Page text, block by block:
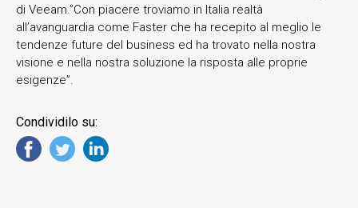
di Veeam.”Con piacere troviamo in Italia realtà
all’avanguardia come Faster che ha recepito al meglio le
tendenze future del business ed ha trovato nella nostra
visione e nella nostra soluzione la risposta alle proprie
esigenze”.
Condividilo su: